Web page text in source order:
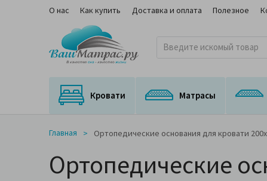
О нас Как купить Доставка и оплата Полезное
Кровати Матрасы
Главная Ортопедические основания для кровати
Ортопедические